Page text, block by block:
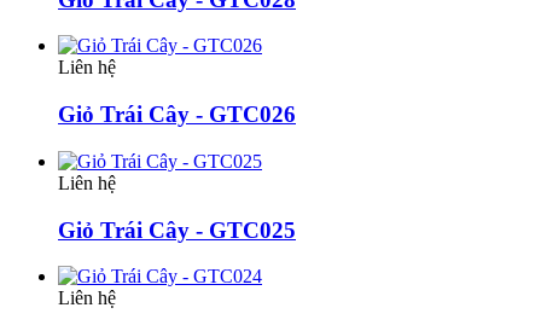
Liên hệ
Giỏ Trái Cây - GTC026
Liên hệ
Giỏ Trái Cây - GTC025
Liên hệ